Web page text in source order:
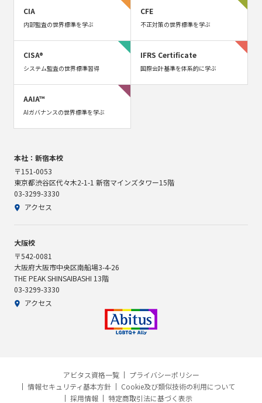
CIA
内部監査の世界標準を学ぶ
CFE
不正対策の世界標準を学ぶ
CISA®
システム監査の世界標準習得
IFRS Certificate
国際会計基準を体系的に学ぶ
AAIA™
AIガバナンスの世界標準を学ぶ
本社：新宿本校
〒151-0053
東京都渋谷区代々木2-1-1 新宿マインズタワー15階
03-3299-3330
アクセス
大阪校
〒542-0081
大阪府大阪市中央区南船場3-4-26
THE PEAK SHINSAIBASHI 13階
03-3299-3330
アクセス
アビタス資格一覧
プライバシーポリシー
情報セキュリティ基本方針
Cookie及び類似技術の利用について
採用情報
特定商取引法に基づく表示